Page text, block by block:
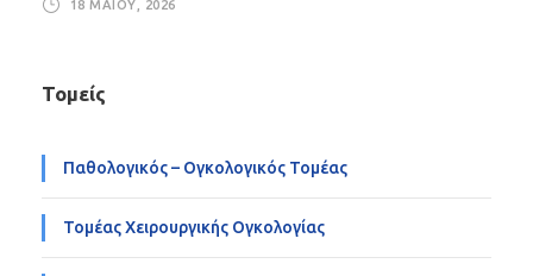
18 ΜΑΪ́ΟΥ, 2026
Τομείς
Παθολογικός – Ογκολογικός Τομέας
Τομέας Χειρουργικής Ογκολογίας